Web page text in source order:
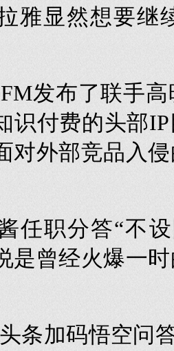
雅显然想要继
发布了联手
识付费的头部
对外部竞品入
任职分答“不
是曾经火爆一
条加码悟空问